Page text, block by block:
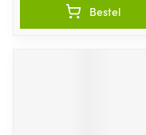
Bestel